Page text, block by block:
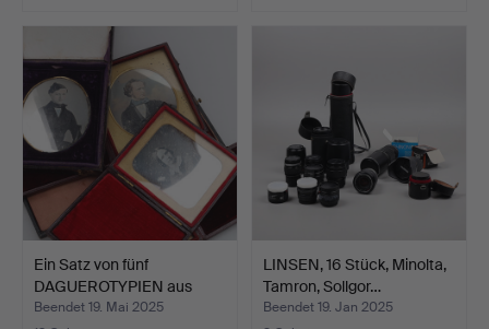
Ein Satz von fünf
DAGUEROTYPIEN aus
dem 19…
Beendet 19. Mai 2025
LINSEN, 16 Stück, Minolta,
Tamron, Sollgor…
Beendet 19. Jan 2025